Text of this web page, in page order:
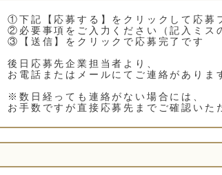
①下記【応募する】をクリックして応募
②必要事項をご入力ください（記入ミス
③【送信】をクリックで応募完了です
後日応募先企業担当者より、
お電話またはメールにてご連絡がありま
※数日経っても連絡がない場合には、
お手数ですが直接応募先までご確認いた